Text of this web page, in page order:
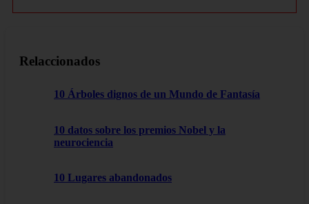
Relaccionados
10 Árboles dignos de un Mundo de Fantasía
10 datos sobre los premios Nobel y la
neurociencia
10 Lugares abandonados